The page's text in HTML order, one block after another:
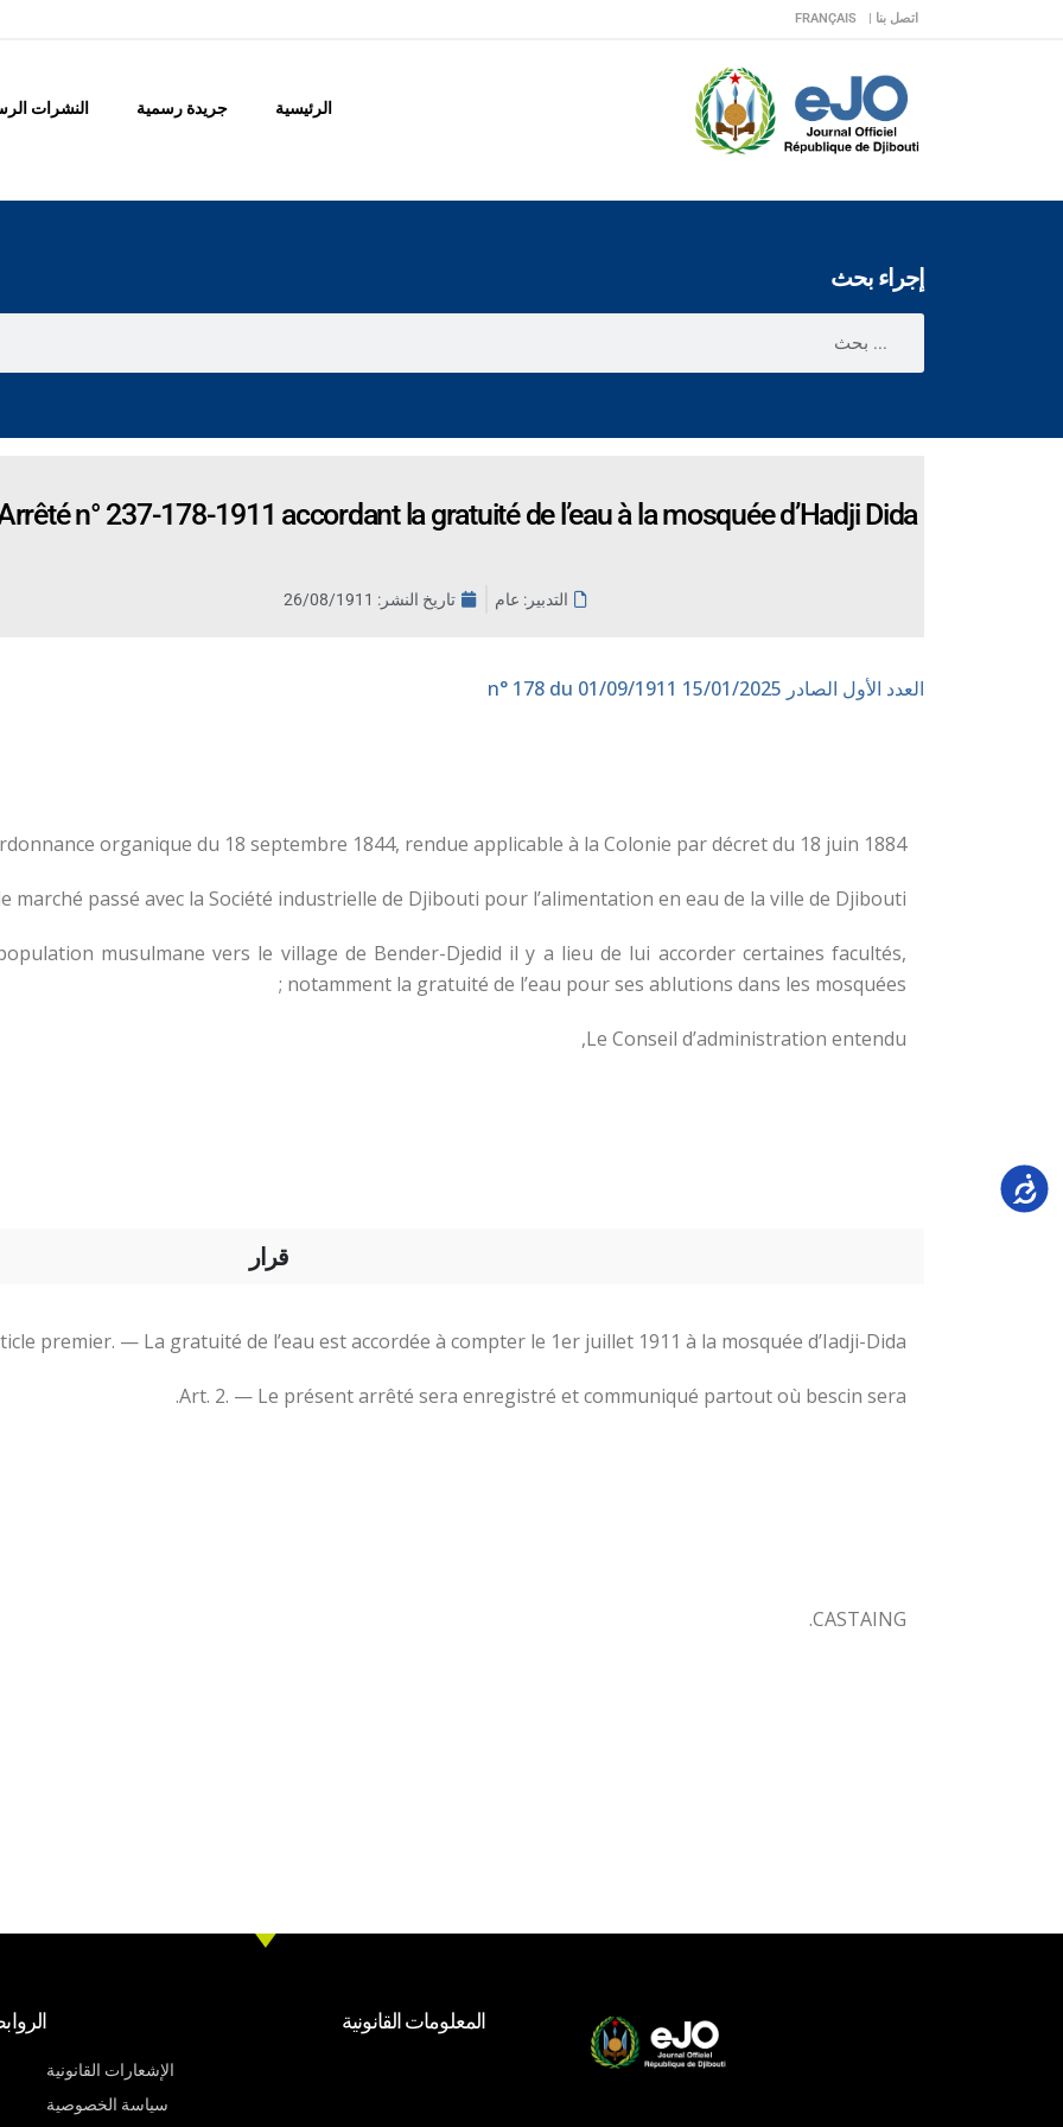
اتصل بنا | FRANÇAIS
الرئيسية جريدة رسمية النشرات
إجراء بحث
n° 237-178-1911 accordant la gratuité de l’eau à la mosquée d’Hadji Dida
التدبير: عام تاريخ النشر: 26/08/1911
العدد الأول الصادر 15/01/2025
organique du 18 septembre 1844, rendue applicable à la Colonie par décret du 18 juin 1884 ;
marché passé avec la Société industrielle de Djibouti pour l’alimentation en eau de la ville de Djibouti ;
musulmane vers le village de Bender-Djedid il y a lieu de lui accorder certaines facultés,
notamment la gratuité de l’eau pour ses ablutions dans les mosquées ;
Le Conseil d’administration entendu,
قرار
premier. — La gratuité de l’eau est accordée à compter le 1er juillet 1911 à la mosquée d’Iadji-Dida.
Art. 2. — Le présent arrêté sera enregistré et communiqué partout où bescin sera.
CASTAING.
المعلومات القانونية
الإشعارات القانونية
سياسة الخصوصية